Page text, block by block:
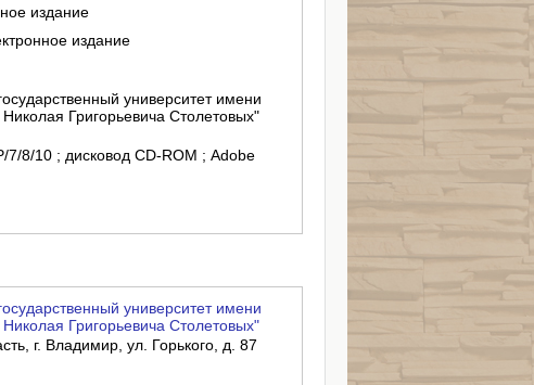
издание
издание
университет имени
Григорьевича Столетовых"
7/8/10 ; дисковод CD-ROM ; Adobe
университет имени
Григорьевича Столетовых"
г. Владимир, ул. Горького, д. 87